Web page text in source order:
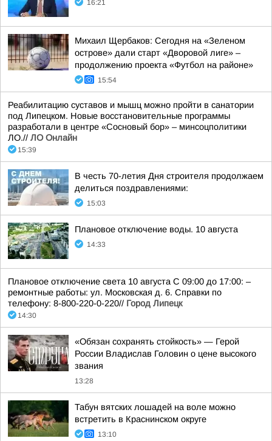
16:21
Михаил Щербаков: Сегодня на «Зеленом
острове» дали старт «Дворовой лиге» –
продолжению проекта «Футбол на районе»
15:54
Реабилитацию суставов и мышц можно пройти в санатории
под Липецком. Новые восстановительные программы
разработали в центре «Сосновый бор» – минсоцполитики
ЛО.// ЛО Онлайн
15:39
В честь 70-летия Дня строителя продолжаем
делиться поздравлениями:
15:03
Плановое отключение воды. 10 августа
14:33
Плановое отключение света 10 августа С 09:00 до 17:00: –
ремонтные работы: ул. Московская д. 6. Справки по
телефону: 8-800-220-0-220// Город Липецк
14:30
«Обязан сохранять стойкость» — Герой
России Владислав Головин о цене высокого
звания
13:28
Табун вятских лошадей на воле можно
встретить в Краснинском округе
13:10